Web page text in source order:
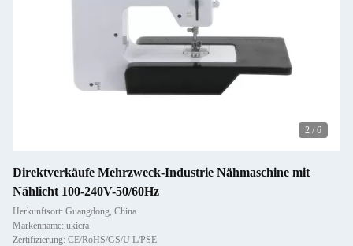
2 / 6
Direktverkäufe Mehrzweck-Industrie Nähmaschine mit
Nählicht 100-240V-50/60Hz
Herkunftsort: Guangdong, China
Markenname: ukicra
Zertifizierung: CE/RoHS/GS/U L/PSE